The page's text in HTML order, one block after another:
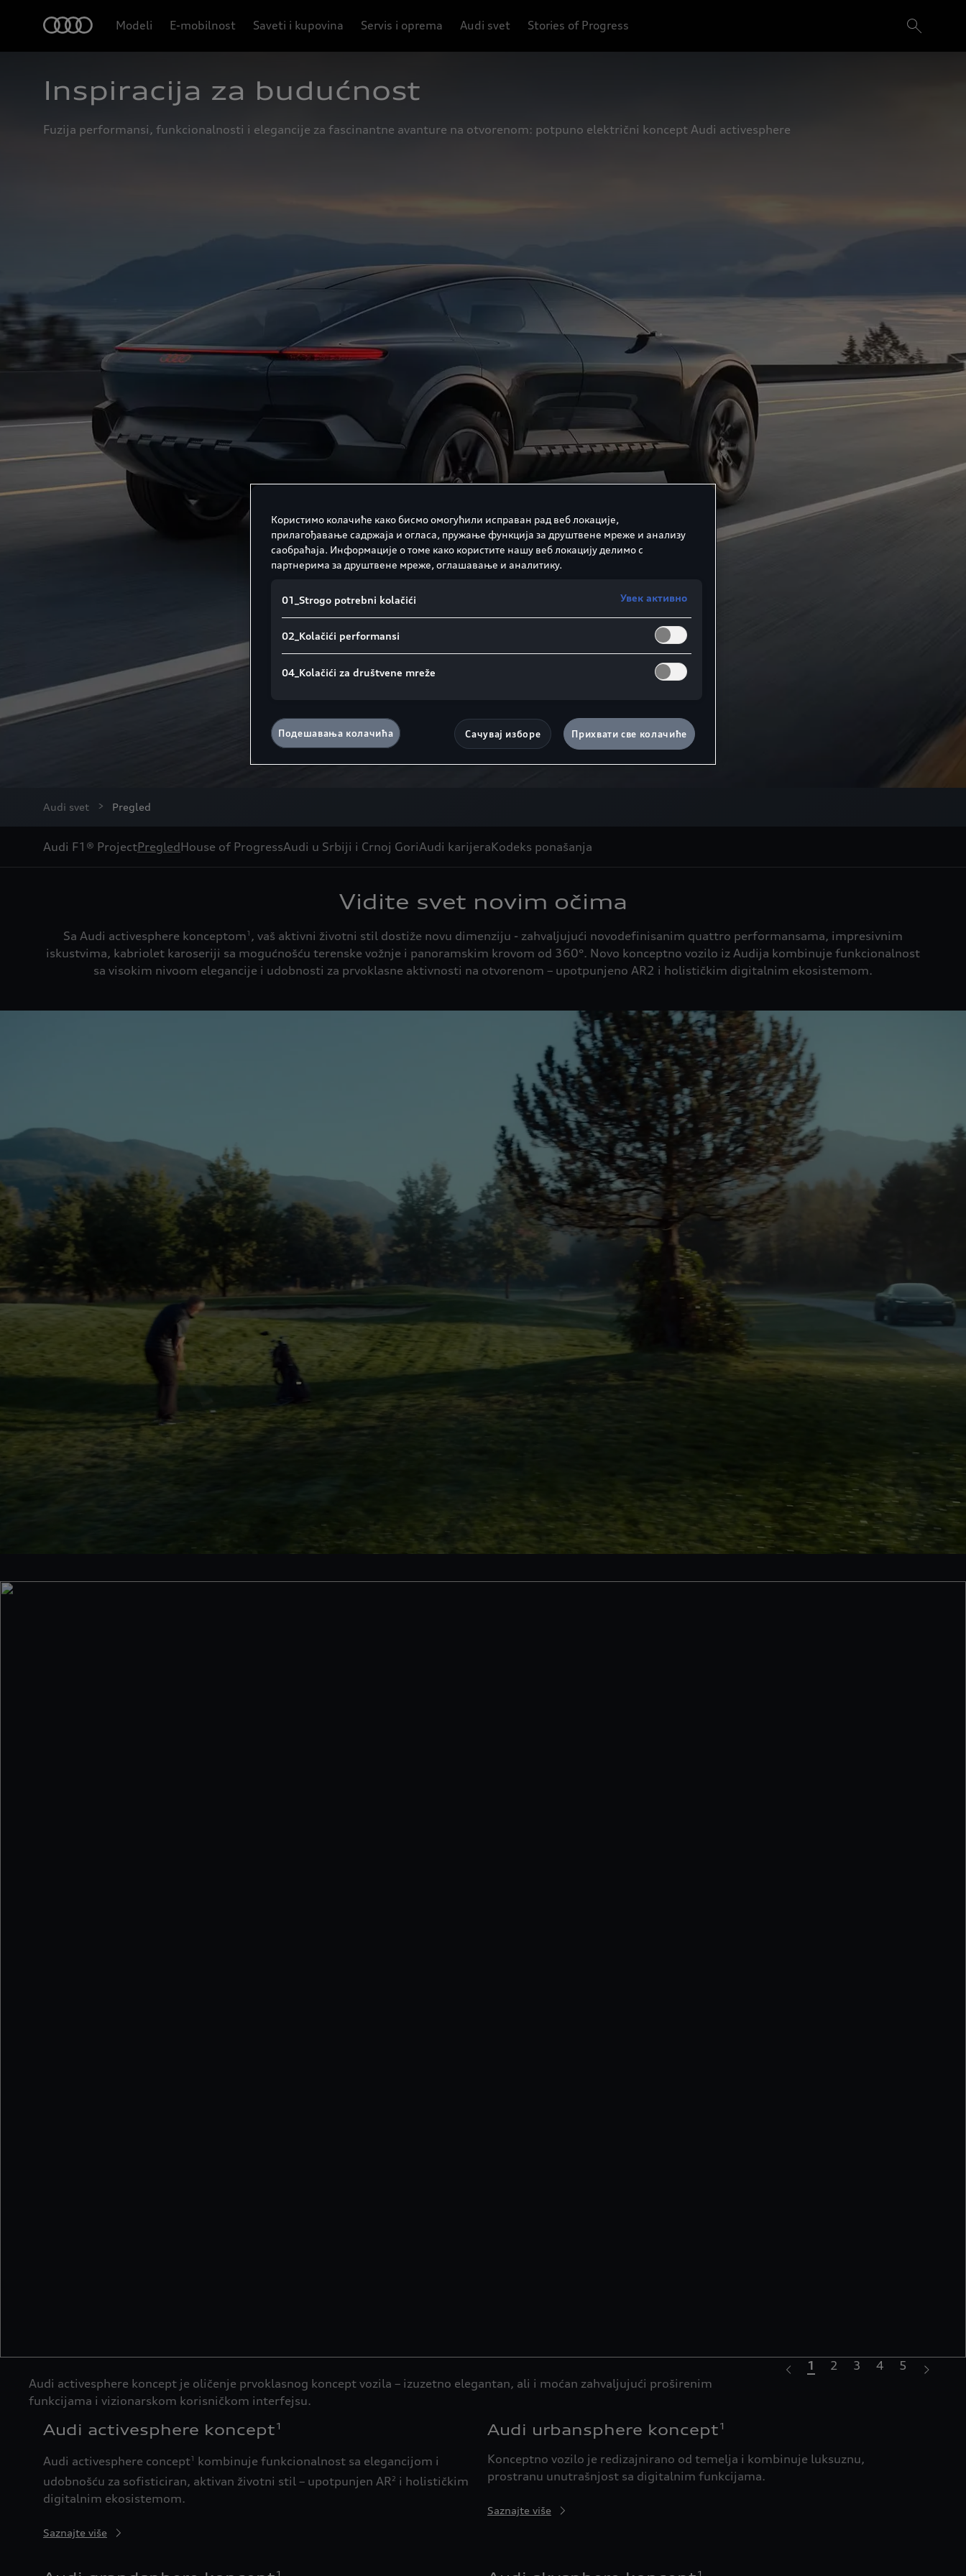
Modeli E-mobilnost Saveti i kupovina Servis i oprema Audi svet Stories of Progress
Inspiracija za budućnost
Fuzija performansi, funkcionalnosti i elegancije za fascinantne avanture na otvorenom: potpuno električni koncept Audi activesphere
Audi svet Pregled
Audi F1® ProjectPregledHouse of ProgressAudi u Srbiji i Crnoj GoriAudi karijeraKodeks ponašanja
Vidite svet novim očima
Sa Audi activesphere konceptom1 , vaš aktivni životni stil dostiže novu dimenziju - zahvaljujući novodefinisanim quattro performansama, impresivnim
iskustvima, kabriolet karoseriji sa mogućnošću terenske vožnje i panoramskim krovom od 360°. Novo konceptno vozilo iz Audija kombinuje funkcionalnost
sa visokim nivoom elegancije i udobnosti za prvoklasne aktivnosti na otvorenom – upotpunjeno AR2 i holističkim digitalnim ekosistemom.
Audi activesphere koncept je oličenje prvoklasnog koncept vozila – izuzetno elegantan, ali i moćan zahvaljujući proširenim
funkcijama i vizionarskom korisničkom interfejsu.
1 2 3 4 5
Audi activesphere koncept 1
Audi activesphere concept1
kombinuje funkcionalnost sa elegancijom i
udobnošću za sofisticiran, aktivan životni stil – upotpunjen AR2 i holističkim
digitalnim ekosistemom.
Saznajte više
Audi urbansphere koncept 1
Konceptno vozilo je redizajnirano od temelja i kombinuje luksuznu,
prostranu unutrašnjost sa digitalnim funkcijama.
Saznajte više
Користимо колачиће како бисмо омогућили исправан рад веб локације,
прилагођавање садржаја и огласа, пружање функција за друштвене мреже и анализу
саобраћаја. Информације о томе како користите нашу веб локацију делимо с
партнерима за друштвене мреже, оглашавање и аналитику.
01_Strogo potrebni kolačići Увек активно
02_Kolačići performansi
04_Kolačići za društvene mreže
Подешавања колачића Сачувај изборе Прихвати све колачиће